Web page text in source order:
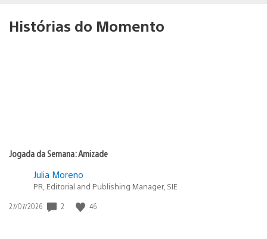
Histórias do Momento
Jogada da Semana: Amizade
Julia Moreno
PR, Editorial and Publishing Manager, SIE
Data
27/07/2026 2 46